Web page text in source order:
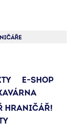
E-SHOP
HRANIČÁŘ!